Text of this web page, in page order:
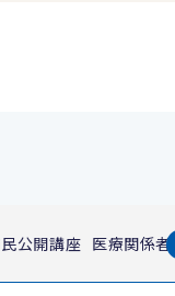
公開講座 医療関係